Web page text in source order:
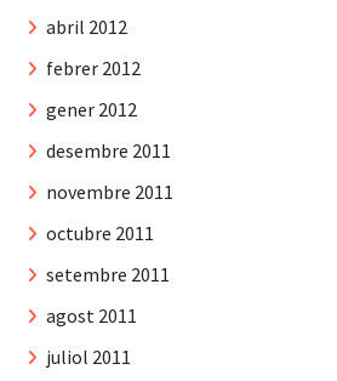
abril 2012
febrer 2012
gener 2012
desembre 2011
novembre 2011
octubre 2011
setembre 2011
agost 2011
juliol 2011